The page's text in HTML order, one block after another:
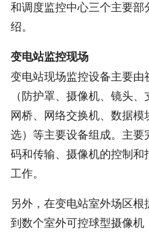
和调度监控中心三个主要
绍。
变电站监控现场
变电站现场监控设备主要
（防护罩、摄像机、镜头
网桥、网络交换机、数据
选）等主要设备组成。主
码和传输、摄像机的控制和
工作。
另外，在变电站室外场区
到数个室外可控球型摄像